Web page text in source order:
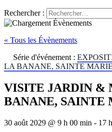
Rechercher :
« Tous les Évènements
Série d'événement :
LA BANANE, SAINTE MARIE
VISITE JARDIN &
BANANE, SAINTE
30 août 2029 @ 9 h 00 min - 17